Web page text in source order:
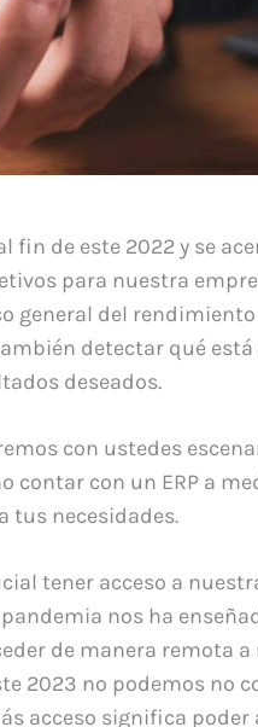
fin de este 2022 y se
para nuestra
general del
detectar qué
deseados.
con ustedes
contar con un ERP a
tus necesidades.
tener acceso a
nos ha
de manera remota
2023 no podemos
acceso significa